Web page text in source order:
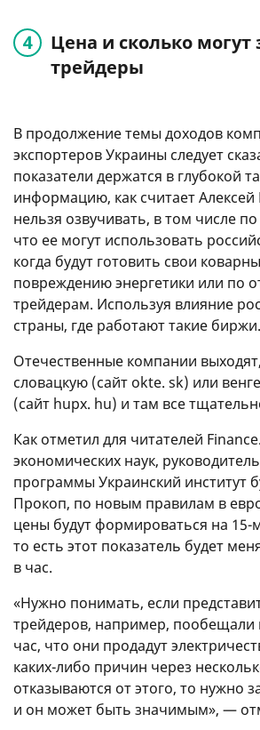
Цена и сколько могут
трейдеры
В продолжение темы доходов
экспортеров Украины следует
показатели держатся в глубокой
информацию, как считает Алексей
нельзя озвучивать, в том числе
что ее могут использовать
когда будут готовить свои
повреждению энергетики или по
трейдерам. Используя влияние
страны, где работают такие биржи.
Отечественные компании
словацкую (сайт okte. sk) или
(сайт hupx. hu) и там все
Как отметил для читателей
экономических наук,
программы Украинский институт
Прокоп, по новым правилам в
цены будут формироваться на 15-
то есть этот показатель будет
в час.
«Нужно понимать, если
трейдеров, например, пообещали
час, что они продадут
каких-либо причин через
отказываются от этого, то нужно
и он может быть значимым», —